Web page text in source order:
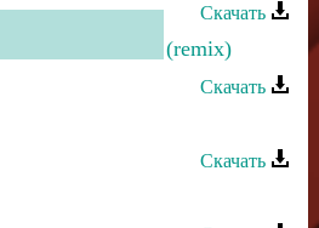
Скачать
Знойной ночью (remix)
Скачать
Скачать